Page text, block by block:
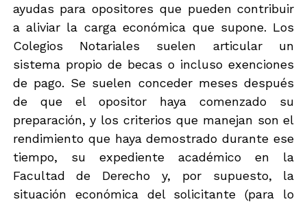
o
g
ayudas para opositores que pueden contribuir
a aliviar la carga económica que supone. Los
Colegios Notariales suelen articular un
sistema propio de becas o incluso exenciones
de pago. Se suelen conceder meses después
de que el opositor haya comenzado su
preparación, y los criterios que manejan son el
rendimiento que haya demostrado durante ese
tiempo, su expediente académico en la
Facultad de Derecho y, por supuesto, la
situación económica del solicitante (para lo